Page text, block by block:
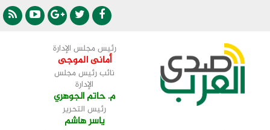
رئيس مجلس الإدارة
أمانى الموجى
نائب رئيس مجلس
الإدارة
م. حاتم الجوهري
رئيس التحرير
ياسر هاشم